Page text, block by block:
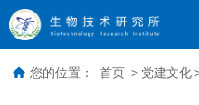
您的位置： 首页 > 党建文化